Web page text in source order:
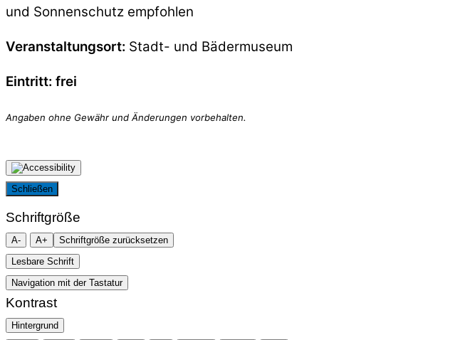
und Sonnenschutz empfohlen
Veranstaltungsort: Stadt- und Bädermuseum
Eintritt: frei
Schließen
Schriftgröße
A- A+
Schriftgröße zurücksetzen
Lesbare Schrift
Navigation mit der Tastatur
Kontrast
Hintergrund